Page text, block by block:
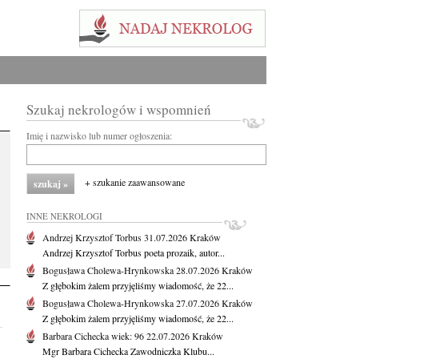
Szukaj nekrologów i wspomnień
Imię i nazwisko lub numer ogłoszenia:
+ szukanie zaawansowane
INNE NEKROLOGI
Andrzej Krzysztof Torbus31.07.2026Kraków
Andrzej Krzysztof Torbus poeta prozaik, autor...
Bogusława Cholewa-Hrynkowska28.07.2026Kraków
Z głębokim żalem przyjęliśmy wiadomość, że 22...
Bogusława Cholewa-Hrynkowska27.07.2026Kraków
Z głębokim żalem przyjęliśmy wiadomość, że 22...
Barbara Cicheckawiek: 9622.07.2026Kraków
Mgr Barbara Cichecka Zawodniczka Klubu...